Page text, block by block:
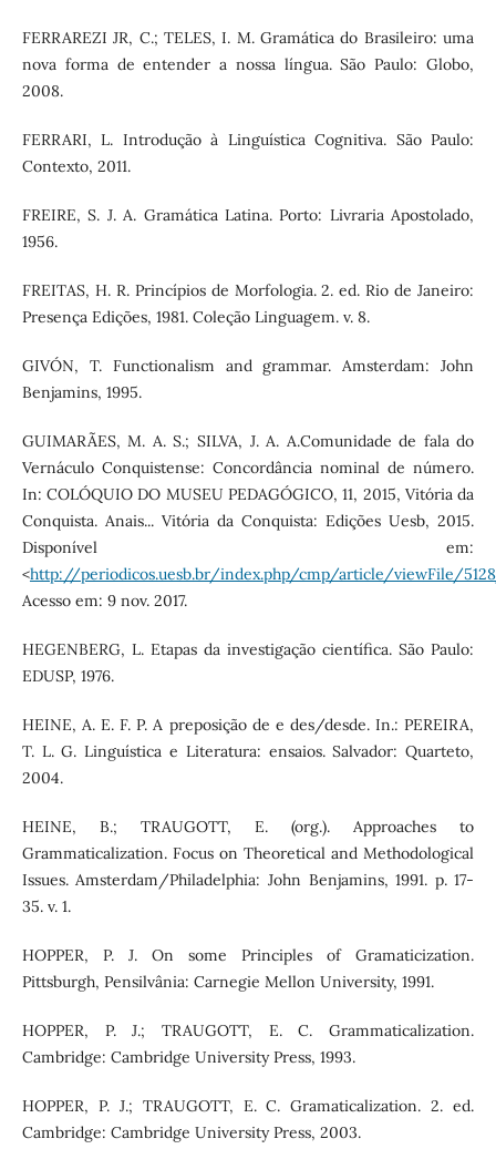
FERRAREZI JR, C.; TELES, I. M. Gramática do Brasileiro: uma
nova forma de entender a nossa língua. São Paulo: Globo,
2008.
FERRARI, L. Introdução à Linguística Cognitiva. São Paulo:
Contexto, 2011.
FREIRE, S. J. A. Gramática Latina. Porto: Livraria Apostolado,
1956.
FREITAS, H. R. Princípios de Morfologia. 2. ed. Rio de Janeiro:
Presença Edições, 1981. Coleção Linguagem. v. 8.
GIVÓN, T. Functionalism and grammar. Amsterdam: John
Benjamins, 1995.
GUIMARÃES, M. A. S.; SILVA, J. A. A.Comunidade de fala do
Vernáculo Conquistense: Concordância nominal de número.
In: COLÓQUIO DO MUSEU PEDAGÓGICO, 11, 2015, Vitória da
Conquista. Anais... Vitória da Conquista: Edições Uesb, 2015.
Disponível em:
<http://periodicos.uesb.br/index.php/cmp/article/viewFile/
Acesso em: 9 nov. 2017.
HEGENBERG, L. Etapas da investigação científica. São Paulo:
EDUSP, 1976.
HEINE, A. E. F. P. A preposição de e des/desde. In.: PEREIRA,
T. L. G. Linguística e Literatura: ensaios. Salvador: Quarteto,
2004.
HEINE, B.; TRAUGOTT, E. (org.). Approaches to
Grammaticalization. Focus on Theoretical and Methodological
Issues. Amsterdam/Philadelphia: John Benjamins, 1991. p. 17-
35. v. 1.
HOPPER, P. J. On some Principles of Gramaticization.
Pittsburgh, Pensilvânia: Carnegie Mellon University, 1991.
HOPPER, P. J.; TRAUGOTT, E. C. Grammaticalization.
Cambridge: Cambridge University Press, 1993.
HOPPER, P. J.; TRAUGOTT, E. C. Gramaticalization. 2. ed.
Cambridge: Cambridge University Press, 2003.